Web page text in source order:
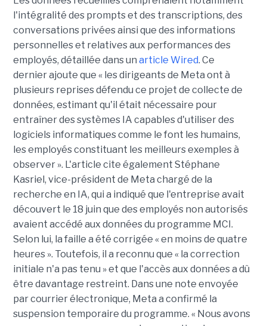
l'intégralité des prompts et des transcriptions, des
conversations privées ainsi que des informations
personnelles et relatives aux performances des
employés, détaillée dans un article Wired. Ce
dernier ajoute que « les dirigeants de Meta ont à
plusieurs reprises défendu ce projet de collecte de
données, estimant qu'il était nécessaire pour
entraîner des systèmes IA capables d'utiliser des
logiciels informatiques comme le font les humains,
les employés constituant les meilleurs exemples à
observer ». L'article cite également Stéphane
Kasriel, vice-président de Meta chargé de la
recherche en IA, qui a indiqué que l'entreprise avait
découvert le 18 juin que des employés non autorisés
avaient accédé aux données du programme MCI.
Selon lui, la faille a été corrigée « en moins de quatre
heures ». Toutefois, il a reconnu que « la correction
initiale n'a pas tenu » et que l'accès aux données a dû
être davantage restreint. Dans une note envoyée
par courrier électronique, Meta a confirmé la
suspension temporaire du programme. « Nous avons